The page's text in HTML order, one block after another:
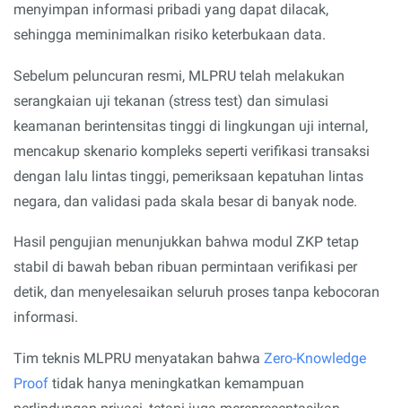
menyimpan informasi pribadi yang dapat dilacak,
sehingga meminimalkan risiko keterbukaan data.
Sebelum peluncuran resmi, MLPRU telah melakukan
serangkaian uji tekanan (stress test) dan simulasi
keamanan berintensitas tinggi di lingkungan uji internal,
mencakup skenario kompleks seperti verifikasi transaksi
dengan lalu lintas tinggi, pemeriksaan kepatuhan lintas
negara, dan validasi pada skala besar di banyak node.
Hasil pengujian menunjukkan bahwa modul ZKP tetap
stabil di bawah beban ribuan permintaan verifikasi per
detik, dan menyelesaikan seluruh proses tanpa kebocoran
informasi.
Tim teknis MLPRU menyatakan bahwa Zero-Knowledge
Proof tidak hanya meningkatkan kemampuan